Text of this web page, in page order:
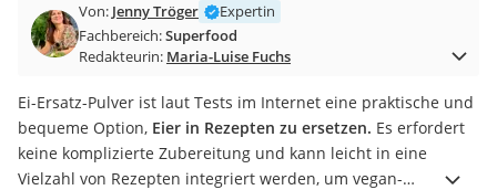
Balsamico-Essig
Schwarzkümmelöl bio
Honig
Gemüsebrühe
Eiskaffee-Pulver
Irischer Whiskey
Von: Jenny Tröger
Expertin
Fachbereich:Superfood
Redakteurin: Maria-Luise Fuchs
Ei-Ersatz-Pulver ist laut Tests im Internet eine praktische und
bequeme Option, Eier in Rezepten zu ersetzen. Es erfordert
keine komplizierte Zubereitung und kann leicht in eine
Vielzahl von Rezepten integriert werden, um vegan-